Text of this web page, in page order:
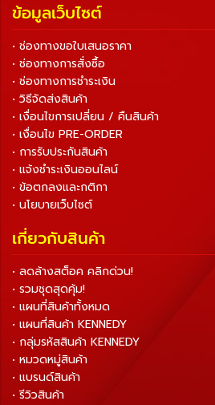
ข้อมูลเว็บไซต์
• ช่องทางขอใบเสนอราคา
• ช่องทางการสั่งซื้อ
• ช่องทางการชำระเงิน
• วิธีจัดส่งสินค้า
• เงื่อนไขการเปลี่ยน / คืนสินค้า
• เงื่อนไข PRE-ORDER
• การรับประกันสินค้า
• แจ้งชำระเงินออนไลน์
• ข้อตกลงและกติกา
• นโยบายเว็บไซต์
เกี่ยวกับสินค้า
• ลดล้างสต็อค คลิกด่วน!
• รวมชุดสุดคุ้ม!
• แผนที่สินค้าทั้งหมด
• แผนที่สินค้า KENNEDY
• กลุ่มรหัสสินค้า KENNEDY
• หมวดหมู่สินค้า
• แบรนด์สินค้า
• รีวิวสินค้า